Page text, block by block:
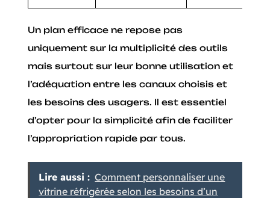
Un plan efficace ne repose pas
uniquement sur la multiplicité des outils
mais surtout sur leur bonne utilisation et
l’adéquation entre les canaux choisis et
les besoins des usagers. Il est essentiel
d’opter pour la simplicité afin de faciliter
l’appropriation rapide par tous.
Lire aussi : Comment personnaliser une
vitrine réfrigérée selon les besoins d’un